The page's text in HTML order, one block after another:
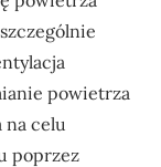
powietrza
celu
poprzez